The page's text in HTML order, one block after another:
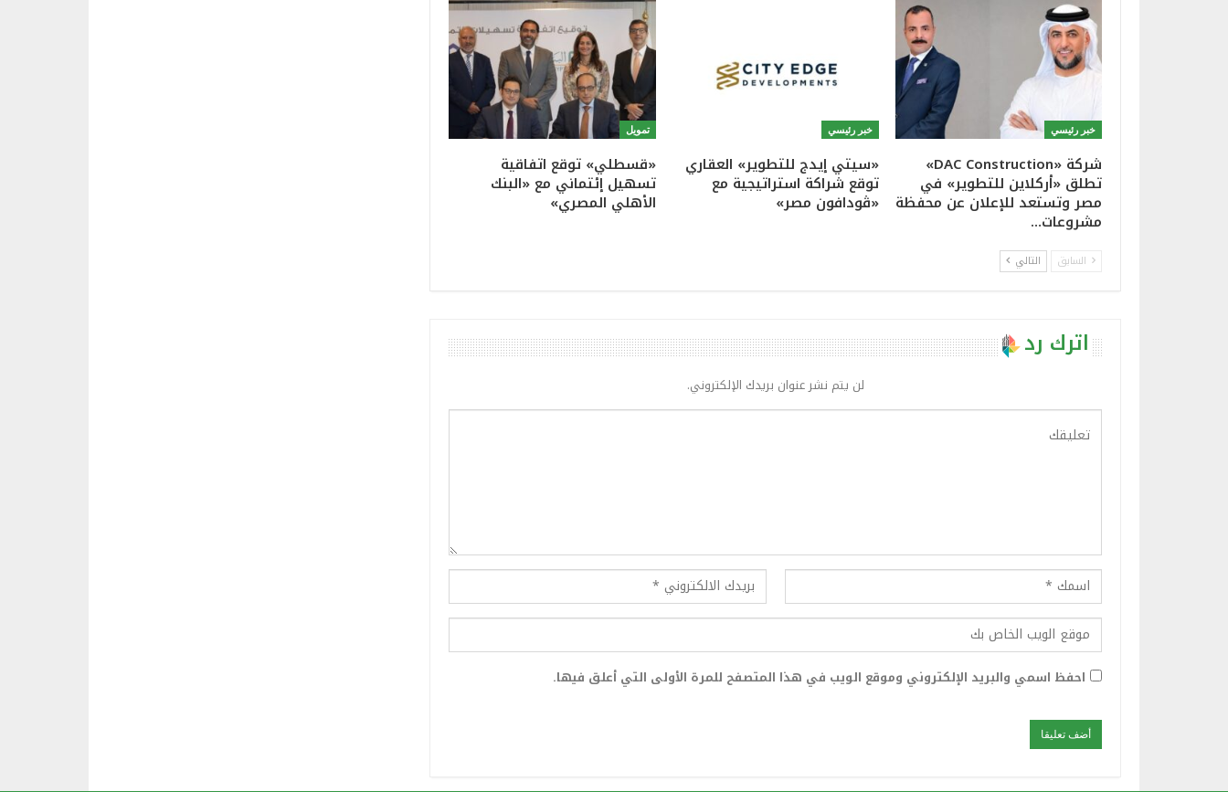
خبر رئيسي
شركة «DAC Construction»
تطلق «أركلاين للتطوير» في
مصر وتستعد للإعلان عن محفظة
مشروعات…
خبر رئيسي
«سيتي إيدج للتطوير» العقاري
توقع شراكة استراتيجية مع
«ڤودافون مصر»
تمويل
«قسطلي» توقع اتفاقية
تسهيل إئتماني مع «البنك
الأهلي المصري»
السابق التالي
اترك رد
لن يتم نشر عنوان بريدك الإلكتروني.
احفظ اسمي والبريد الإلكتروني وموقع الويب في هذا المتصفح للمرة الأولى التي أعلق فيها.